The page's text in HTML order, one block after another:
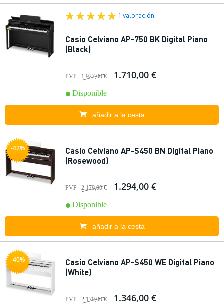
1 valoración
Casio Celviano AP-750 BK Digital Piano
(Black)
PVP 1.927,00 € 1.710,00 €
Disponible
añadir a la cesta
-42%
Casio Celviano AP-S450 BN Digital Piano
(Rosewood)
PVP 2.179,00 € 1.294,00 €
Disponible
añadir a la cesta
-40%
Casio Celviano AP-S450 WE Digital Piano
(White)
PVP 2.179,00 € 1.346,00 €